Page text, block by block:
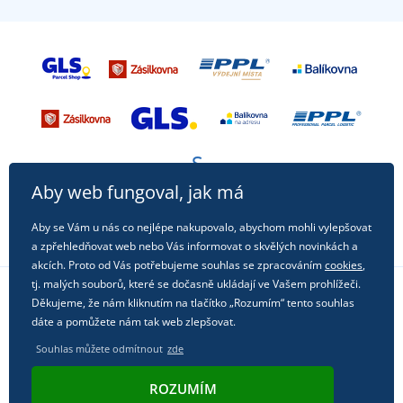
Sledujte nás na sociálních sítích
Aby web fungoval, jak má
Aby se Vám u nás co nejlépe nakupovalo, abychom mohli vylepšovat
a zpřehledňovat web nebo Vás informovat o skvělých novinkách a
akcích. Proto od Vás potřebujeme souhlas se zpracovánímcookies,
tj. malých souborů, které se dočasně ukládají ve Vašem prohlížeči.
Děkujeme, že nám kliknutím na tlačítko „Rozumím“ tento souhlas
dáte a pomůžete nám tak web zlepšovat.
Souhlas můžete odmítnout zde
ROZUMÍM